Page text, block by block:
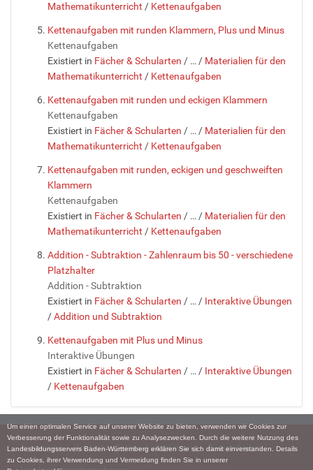
Um einen optimalen Service auf unserer Website zu bieten, verwenden wir Cookies zur
Verbesserung der Funktionalität sowie zu Analysezwecken. Durch die weitere Nutzung des
Landesbildungsservers Baden-Württemberg erklären Sie sich damit einverstanden. Details
zu Cookies, ihrer Verwendung und Vermeidung finden Sie in unserer
Mathematikunterricht / Kettenaufgaben
Kettenaufgaben mit runden Klammern, Plus und Minus
Kettenaufgaben
Existiert in Fächer & Schularten / … / Materialien für den
Mathematikunterricht / Kettenaufgaben
Kettenaufgaben mit runden und eckigen Klammern
Kettenaufgaben
Existiert in Fächer & Schularten / … / Materialien für den
Mathematikunterricht / Kettenaufgaben
Kettenaufgaben mit runden, eckigen und geschweiften
Klammern
Kettenaufgaben
Existiert in Fächer & Schularten / … / Materialien für den
Mathematikunterricht / Kettenaufgaben
Addition - Subtraktion - Zahlenraum bis 50 - verschiedene
Platzhalter
Addition - Subtraktion
Existiert in Fächer & Schularten / … / Interaktive Übungen
/Addition und Subtraktion
Kettenaufgaben mit Plus und Minus
Interaktive Übungen
Existiert in Fächer & Schularten / … / Interaktive Übungen
/ Kettenaufgaben
Impressum Kontakt Datenschutzerklärung Barrierefreiheit